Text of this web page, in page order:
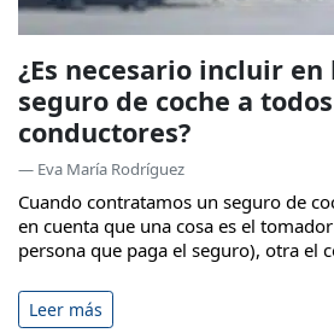
¿Es necesario incluir
seguro de coche a
conductores?
— Eva María Rodríguez
Cuando contratamos un seguro de
en cuenta que una cosa es el
persona que paga el seguro), otra el
Leer más